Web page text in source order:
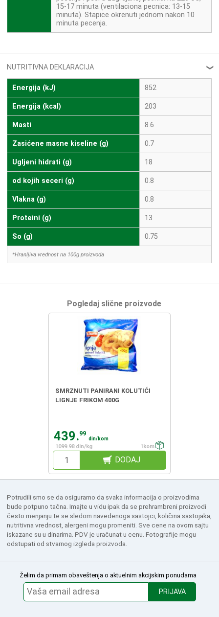
15-17 minuta (ventilaciona pecnica: 13-15
minuta). Stapice okrenuti jednom nakon 10
minuta pecenja.
NUTRITIVNA DEKLARACIJA ❮
Energija (kJ) 852
Energija (kcal) 203
Masti 8.6
Zasićene masne kiseline (g) 0.7
Ugljeni hidrati (g) 18
od kojih seceri (g) 0.8
Vlakna (g) 0.8
Proteini (g) 13
So (g) 0.75
*Hranljiva vrednost na 100g proizvoda
Pogledaj slične proizvode
SMRZNUTI PANIRANI KOLUTIĆI
LIGNJE FRIKOM 400G
439.99
din/kom
1099.98 din/kg
1kom
DODAJ
Potrudili smo se da osiguramo da svaka informacija o proizvodima
bude potpuno tačna. Imajte u vidu ipak da se prehrambreni proizvodi
često menjanju te se sledom navedenoga sastojci, količina sastojaka,
nutritivna vrednost, alergeni mogu promeniti. Sve cene na ovom sajtu
iskazane su u dinarima. PDV je uračunat u cenu. Fotografije mogu
odstupati od stvarnog izgleda proizvoda.
Želim da primam obaveštenja o aktuelnim akcijskim ponudama
PRIJAVA